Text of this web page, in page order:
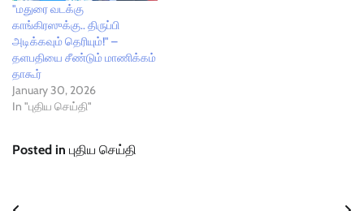
"மதுரை வடக்கு
காங்கிரஸுக்கு.. திருப்பி
அடிக்கவும் தெரியும்!" –
தளபதியை சீண்டும் மாணிக்கம்
தாகூர்
January 30, 2026
In "புதிய செய்தி"
Posted in புதிய செய்தி